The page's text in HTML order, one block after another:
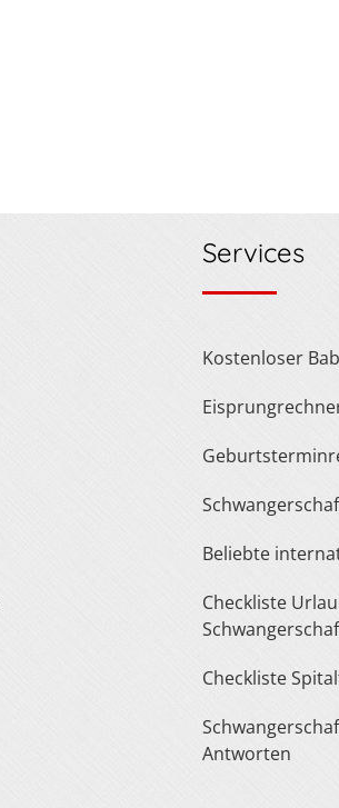
Services
Kostenloser
Beliebte
Checkliste Urlaub In Der
Checkliste
Schwangerschaft Fragen &
Antworten